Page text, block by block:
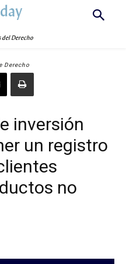
del Derecho
Derecho
inversión
un registro
no